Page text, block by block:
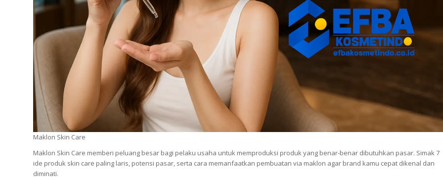
Maklon Skin Care
Maklon Skin Care memberi peluang besar bagi pelaku usaha untuk memproduksi produk yang benar‑benar dibutuhkan pasar. Simak 7
ide produk skin care paling laris, potensi pasar, serta cara memanfaatkan pembuatan via maklon agar brand kamu cepat dikenal dan
diminati.